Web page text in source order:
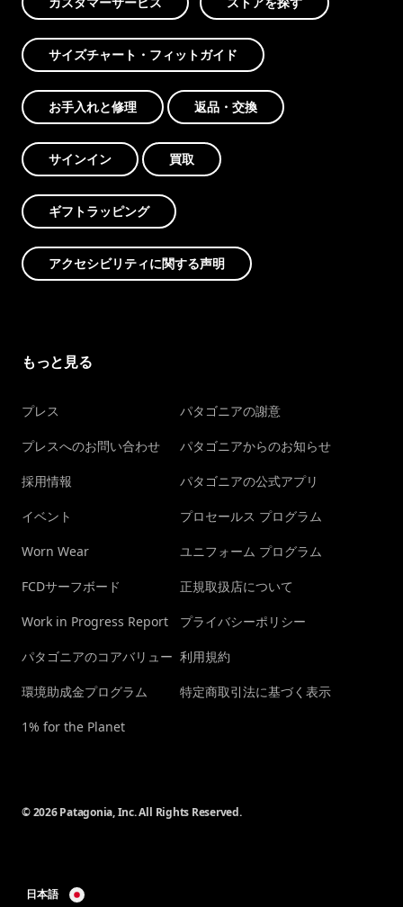
サイズチャート・フィットガイド
お手入れと修理 返品・交換
サインイン 買取
ギフトラッピング
アクセシビリティに関する声明
もっと見る
プレス
プレスへのお問い合わせ
採用情報
イベント
Worn Wear
FCDサーフボード
Work in Progress Report
パタゴニアのコアバリュー
環境助成金プログラム
1% for the Planet
パタゴニアの謝意
パタゴニアからのお知らせ
パタゴニアの公式アプリ
プロセールス プログラム
ユニフォーム プログラム
正規取扱店について
プライバシーポリシー
利用規約
特定商取引法に基づく表示
© 2026 Patagonia, Inc. All Rights Reserved.
日本語